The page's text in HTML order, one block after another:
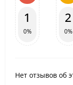
1
0%
2
0%
Нет отзывов об